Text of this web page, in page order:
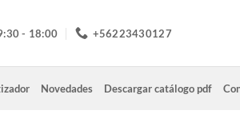
- 18:00 +56223430127
Novedades Descargar catálogo pdf